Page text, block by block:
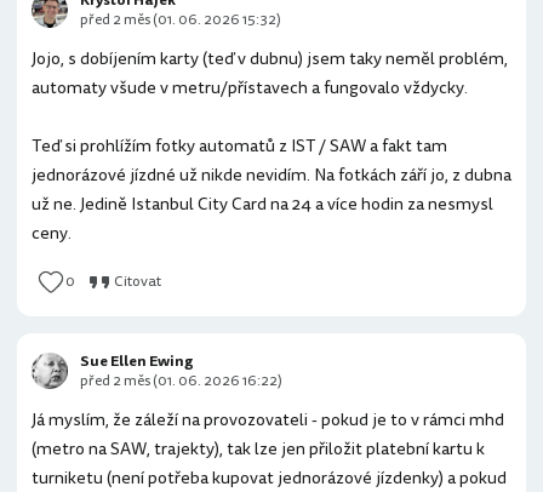
Jojo, s dobíjením karty (teď v dubnu) jsem taky neměl problém,
automaty všude v metru/přístavech a fungovalo vždycky.
Teď si prohlížím fotky automatů z IST / SAW a fakt tam
jednorázové jízdné už nikde nevidím. Na fotkách září jo, z dubna
už ne. Jedině Istanbul City Card na 24 a více hodin za nesmysl
ceny.
0 Citovat
před 2 měs (01. 06. 2026 15:32)
Já myslím, že záleží na provozovateli - pokud je to v rámci mhd
(metro na SAW, trajekty), tak lze jen přiložit platební kartu k
turniketu (není potřeba kupovat jednorázové jízdenky) a pokud
Sue Ellen Ewing
před 2 měs (01. 06. 2026 16:22)